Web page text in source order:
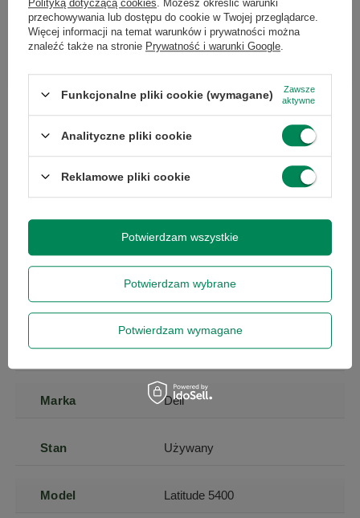
info@greencomputers.pl
Zapytaj o ten produkt
Specyfikacja
Dell
Latitude
Gwarancja na 12
miesięcy
Marka Dell
Stan Używany
Model Latitude 5400
Polityką dotyczącą cookies . Możesz określić warunki
przechowywania lub dostępu do cookie w Twojej przeglądarce.
Więcej informacji na temat warunków i prywatności można
znaleźć także na stronie Prywatność i warunki Google
Funkcjonalne pliki cookie (wymagane)
Zawsze
aktywne
Analityczne pliki cookie
Reklamowe pliki cookie
Potwierdzam wybrane
Potwierdzam wymagane
Potwierdzam wszystkie